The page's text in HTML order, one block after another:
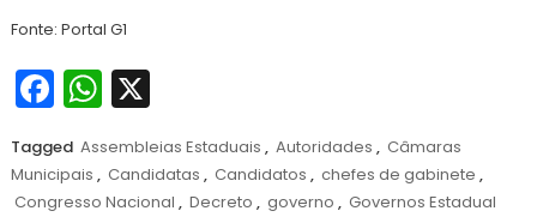
Fonte: Portal G1
Facebook
WhatsApp
X
Tagged Assembleias Estaduais , Autoridades , Câmaras
Municipais , Candidatas , Candidatos , chefes de gabinete ,
Congresso Nacional , Decreto , governo , Governos Estadual